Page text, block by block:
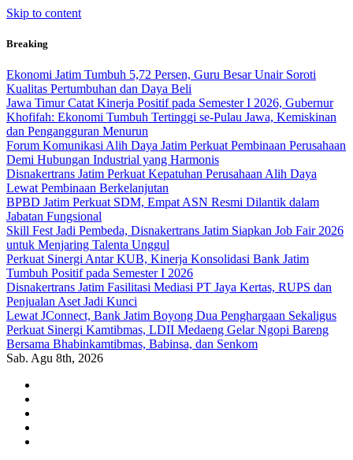
Skip to content
Breaking
Ekonomi Jatim Tumbuh 5,72 Persen, Guru Besar Unair Soroti
Kualitas Pertumbuhan dan Daya Beli
Jawa Timur Catat Kinerja Positif pada Semester I 2026, Gubernur
Khofifah: Ekonomi Tumbuh Tertinggi se-Pulau Jawa, Kemiskinan
dan Pengangguran Menurun
Forum Komunikasi Alih Daya Jatim Perkuat Pembinaan Perusahaan
Demi Hubungan Industrial yang Harmonis
Disnakertrans Jatim Perkuat Kepatuhan Perusahaan Alih Daya
Lewat Pembinaan Berkelanjutan
BPBD Jatim Perkuat SDM, Empat ASN Resmi Dilantik dalam
Jabatan Fungsional
Skill Fest Jadi Pembeda, Disnakertrans Jatim Siapkan Job Fair 2026
untuk Menjaring Talenta Unggul
Perkuat Sinergi Antar KUB, Kinerja Konsolidasi Bank Jatim
Tumbuh Positif pada Semester I 2026
Disnakertrans Jatim Fasilitasi Mediasi PT Jaya Kertas, RUPS dan
Penjualan Aset Jadi Kunci
Lewat JConnect, Bank Jatim Boyong Dua Penghargaan Sekaligus
Perkuat Sinergi Kamtibmas, LDII Medaeng Gelar Ngopi Bareng
Bersama Bhabinkamtibmas, Babinsa, dan Senkom
Sab. Agu 8th, 2026